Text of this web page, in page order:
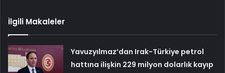
İlgili Makaleler
Yavuzyılmaz’dan Irak-Türkiye petrol
hattına ilişkin 229 milyon dolarlık kayıp